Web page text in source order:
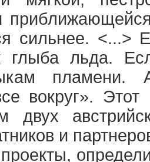
сильнее. <...>
глыба льда.
пламени.
вокруг».
двух
и